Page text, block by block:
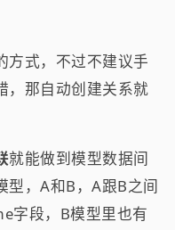
方式，不过不建议手
，那自动创建关系就
就能做到模型数据间
型，A和B，A跟B之间
字段，B模型里也有